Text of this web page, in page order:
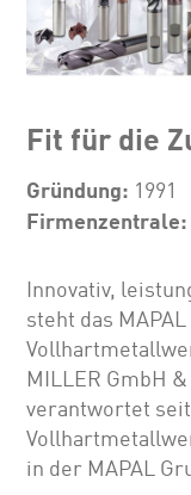
Fit für die
Gründung: 1991
Firmenzentrale:
Innovativ,
steht das
MILLER GmbH
verantwortet
in der MAPAL